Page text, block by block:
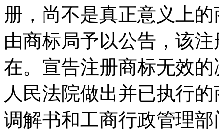
册，尚不是真正意义上
由商标局予以公告，该
在。宣告注册商标无效
人民法院做出并已执行
调解书和工商行政管理